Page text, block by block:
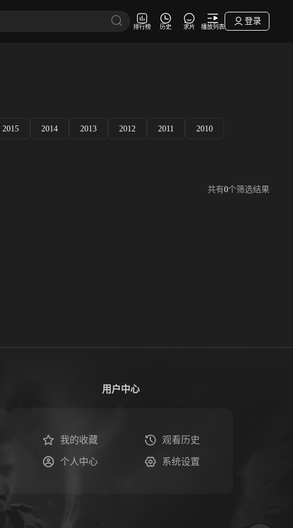
排行榜 历史 求片 播放列表
登录
2015 2014 2013 2012 2011 2010
共有0个筛选结果
用户中心
我的收藏 观看历史
个人中心 系统设置